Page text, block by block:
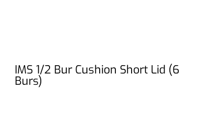
IMS 1/2 Bur Cushion Short Lid (6
Burs)